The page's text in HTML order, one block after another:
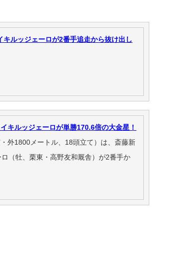
キルッジェーロが2番手追走から抜け出し
キルッジェーロが単勝170.6倍の大金星！
外1800メートル、18頭立て）は、斎藤新
（牡、栗東・高野友和厩舎）が2番手か